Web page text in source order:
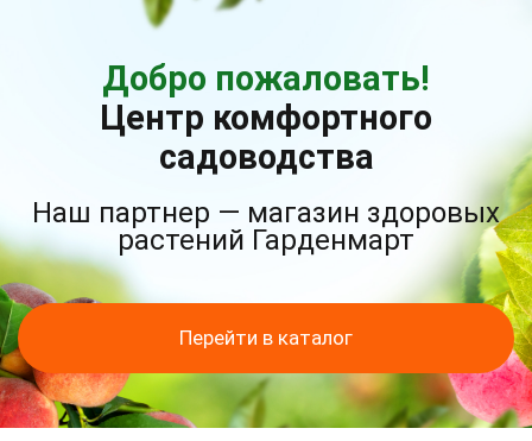
Добро пожаловать!
Центр комфортного
садоводства
Наш партнер — магазин здоровых
растений Гарденмарт
Перейти в каталог